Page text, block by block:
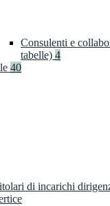
Consulenti e
tabelle) 4
40
di incarichi